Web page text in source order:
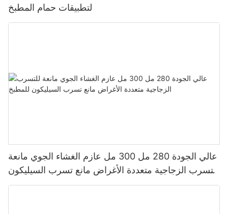
لتطبيقات حمام المطبخ
عالي الجودة 280 مل 300 مل عازم الغشاء الجوي مانعة
للتسرب الزجاجية متعددة الأغراض مانع تسرب السيليكون
للمطبخ